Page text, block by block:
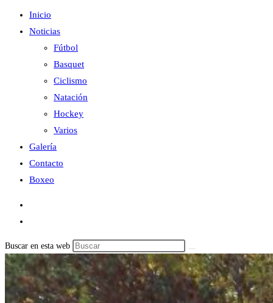
Inicio
Noticias
Fútbol
Basquet
Ciclismo
Natación
Hockey
Varios
Galería
Contacto
Boxeo
Buscar en esta web